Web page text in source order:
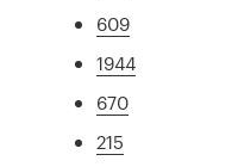
609
1944
670
215